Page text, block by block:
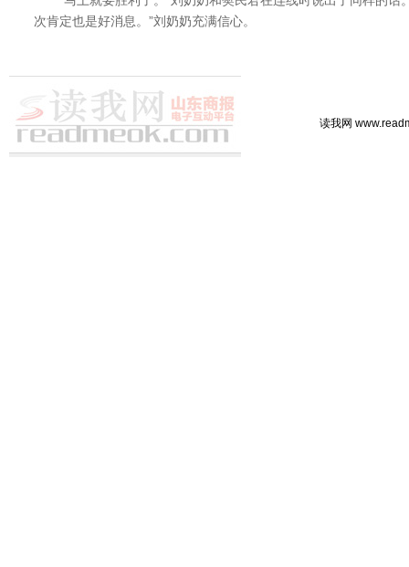
次肯定也是好消息。”刘奶奶充满信心。
读我网